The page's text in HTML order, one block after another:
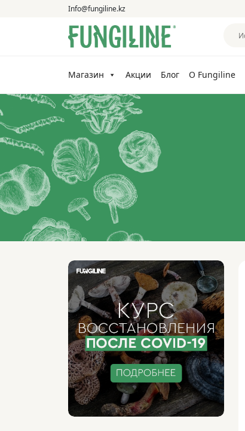
Info@fungiline.kz
Магазин Акции Блог О Fungiline